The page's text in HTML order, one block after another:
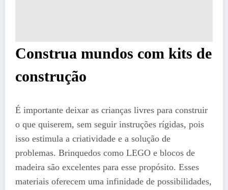
Construa mundos com kits de
construção
É importante deixar as crianças livres para construir
o que quiserem, sem seguir instruções rígidas, pois
isso estimula a criatividade e a solução de
problemas. Brinquedos como LEGO e blocos de
madeira são excelentes para esse propósito. Esses
materiais oferecem uma infinidade de possibilidades,